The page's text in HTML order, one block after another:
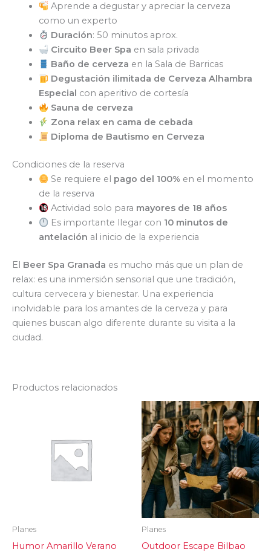
Aprende a degustar y apreciar la cerveza
como un experto
Duración: 50 minutos aprox.
Circuito Beer Spa en sala privada
Baño de cerveza en la Sala de Barricas
Degustación ilimitada de Cerveza Alhambra
Especial con aperitivo de cortesía
Sauna de cerveza
Zona relax en cama de cebada
Diploma de Bautismo en Cerveza
Condiciones de la reserva
Se requiere el pago del 100% en el momento
de la reserva
Actividad solo para mayores de 18 años
Es importante llegar con 10 minutos de
antelación al inicio de la experiencia
El Beer Spa Granada es mucho más que un plan de
relax: es una inmersión sensorial que une tradición,
cultura cervecera y bienestar. Una experiencia
inolvidable para los amantes de la cerveza y para
quienes buscan algo diferente durante su visita a la
ciudad.
Productos relacionados
Planes
Humor Amarillo Verano
Planes
Outdoor Escape Bilbao